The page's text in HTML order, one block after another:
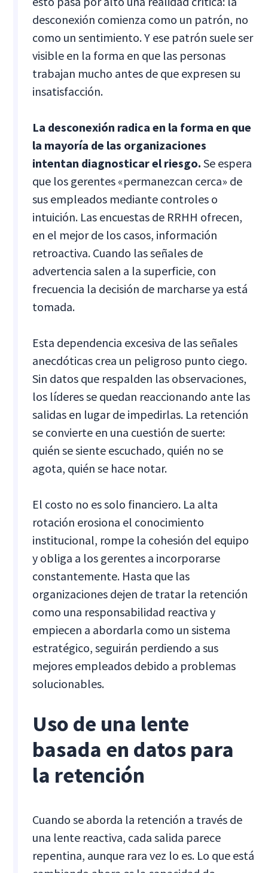
desconexión comienza como un patrón, no
como un sentimiento. Y ese patrón suele ser
visible en la forma en que las personas
trabajan mucho antes de que expresen su
insatisfacción.
La desconexión radica en la forma en que
la mayoría de las organizaciones
intentan diagnosticar el riesgo. Se espera
que los gerentes «permanezcan cerca» de
sus empleados mediante controles o
intuición. Las encuestas de RRHH ofrecen,
en el mejor de los casos, información
retroactiva. Cuando las señales de
advertencia salen a la superficie, con
frecuencia la decisión de marcharse ya está
tomada.
Esta dependencia excesiva de las señales
anecdóticas crea un peligroso punto ciego.
Sin datos que respalden las observaciones,
los líderes se quedan reaccionando ante las
salidas en lugar de impedirlas. La retención
se convierte en una cuestión de suerte:
quién se siente escuchado, quién no se
agota, quién se hace notar.
El costo no es solo financiero. La alta
rotación erosiona el conocimiento
institucional, rompe la cohesión del equipo
y obliga a los gerentes a incorporarse
constantemente. Hasta que las
organizaciones dejen de tratar la retención
como una responsabilidad reactiva y
empiecen a abordarla como un sistema
estratégico, seguirán perdiendo a sus
mejores empleados debido a problemas
solucionables.
Uso de una lente
basada en datos para
la retención
Cuando se aborda la retención a través de
una lente reactiva, cada salida parece
repentina, aunque rara vez lo es. Lo que está